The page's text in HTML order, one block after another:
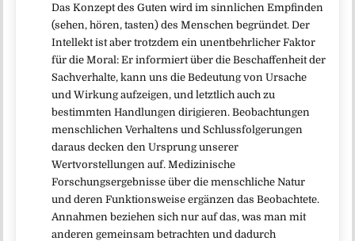
Das Konzept des Guten wird im sinnlichen Empfinden
(sehen, hören, tasten) des Menschen begründet. Der
Intellekt ist aber trotzdem ein unentbehrlicher Faktor
für die Moral: Er informiert über die Beschaffenheit der
Sachverhalte, kann uns die Bedeutung von Ursache
und Wirkung aufzeigen, und letztlich auch zu
bestimmten Handlungen dirigieren. Beobachtungen
menschlichen Verhaltens und Schlussfolgerungen
daraus decken den Ursprung unserer
Wertvorstellungen auf. Medizinische
Forschungsergebnisse über die menschliche Natur
und deren Funktionsweise ergänzen das Beobachtete.
Annahmen beziehen sich nur auf das, was man mit
anderen gemeinsam betrachten und dadurch